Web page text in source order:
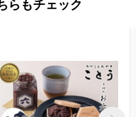
らもチェック